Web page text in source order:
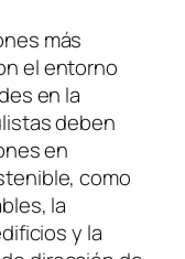
más
el entorno
en la
deben
en
como
la
y la